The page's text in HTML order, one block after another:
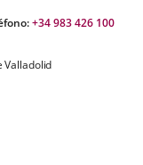
+34 983 426 100
Valladolid